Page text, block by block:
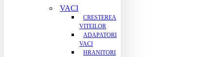
VACI
CRESTEREA
VITEILOR
ADAPATORI
VACI
HRANITORI